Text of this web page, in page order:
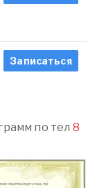
Записаться
по тел 8